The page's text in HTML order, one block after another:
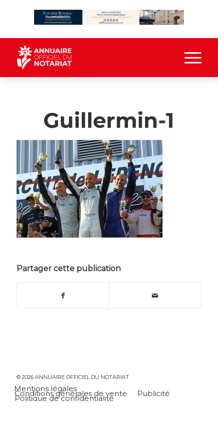
Guillermin-1
Partager cette publication
© 2026 ANNUAIRE OFFICIEL DU NOTARIAT
Mentions légales
Conditions générales de vente Publicité
Politique de confidentialité